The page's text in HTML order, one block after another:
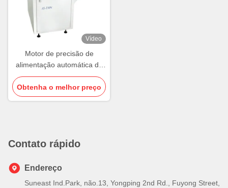
Vídeo
Motor de precisão de
alimentação automática de
amortecimento NG/OK
Obtenha o melhor preço
Contato rápido
Endereço
Suneast Ind.Park, não.13, Yongping 2nd Rd., Fuyong Street,